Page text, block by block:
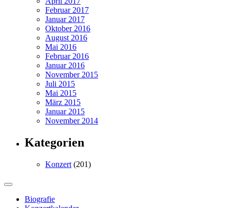
Februar 2017
Januar 2017
Oktober 2016
August 2016
Mai 2016
Februar 2016
Januar 2016
November 2015
Juli 2015
Mai 2015
März 2015
Januar 2015
November 2014
Kategorien
Konzert (201)
Biografie